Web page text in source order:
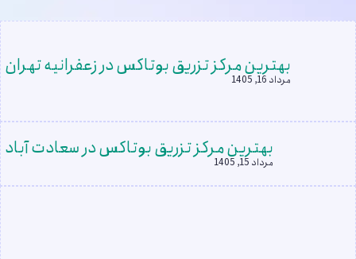
بهترین مرکز تزریق بوتاکس در زعفرانیه تهران
مرداد 16, 1405
بهترین مرکز تزریق بوتاکس در سعادت آباد
مرداد 15, 1405